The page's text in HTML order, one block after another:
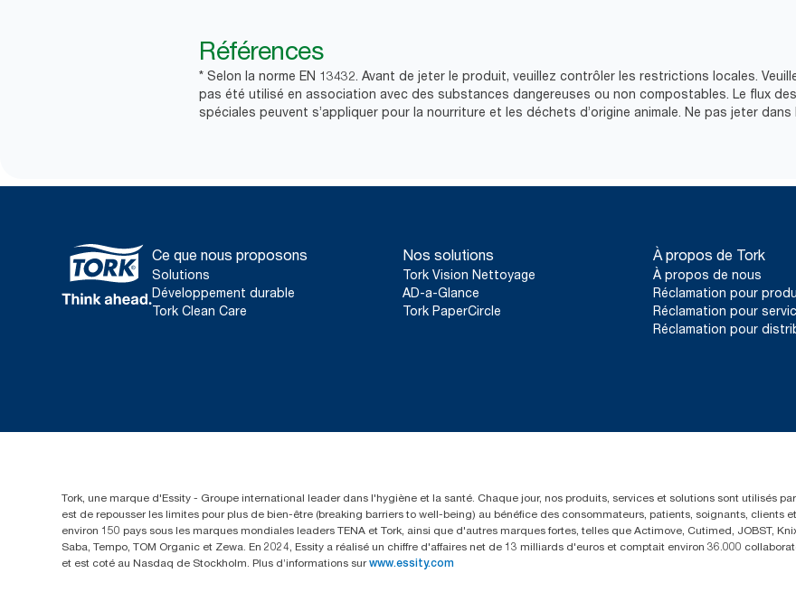
Références
* Selon la norme EN 13432. Avant de jeter le produit, veuillez contrôler les restrictions locales.
pas été utilisé en association avec des substances dangereuses ou non compostables. Le flux
spéciales peuvent s’appliquer pour la nourriture et les déchets d’origine animale. Ne pas jeter dans
Ce que nous proposons
Solutions
Développement durable
Tork Clean Care
Nos solutions
Tork Vision Nettoyage
AD-a-Glance
Tork PaperCircle
À propos de Tork
À propos de nous
Réclamation pour
Réclamation pour
Réclamation pour
Tork, une marque d'Essity - Groupe international leader dans l'hygiène et la santé. Chaque jour, nos produits, services et solutions sont utilisés
est de repousser les limites pour plus de bien-être (breaking barriers to well-being) au bénéfice des consommateurs, patients, soignants, clients
environ 150 pays sous les marques mondiales leaders TENA et Tork, ainsi que d'autres marques fortes, telles que Actimove, Cutimed, JOBST,
Saba, Tempo, TOM Organic et Zewa. En 2024, Essity a réalisé un chiffre d'affaires net de 13 milliards d'euros et comptait environ 36.000
et est coté au Nasdaq de Stockholm. Plus d’informations sur www.essity.com